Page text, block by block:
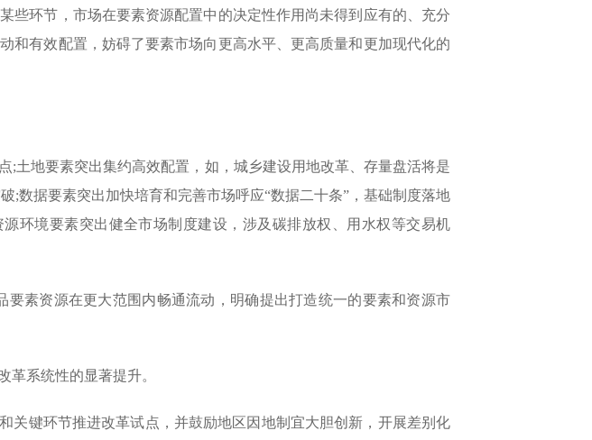
环节，市场在要素资源配置中的决定性作用尚未得到应有的、充分
和有效配置，妨碍了要素市场向更高水平、更高质量和更加现代化的
地要素突出集约高效配置，如，城乡建设用地改革、存量盘活将是
;数据要素突出加快培育和完善市场呼应“数据二十条”，基础制度落地
环境要素突出健全市场制度建设，涉及碳排放权、用水权等交易机
素资源在更大范围内畅通流动，明确提出打造统一的要素和资源市
系统性的显著提升。
键环节推进改革试点，并鼓励地区因地制宜大胆创新，开展差别化